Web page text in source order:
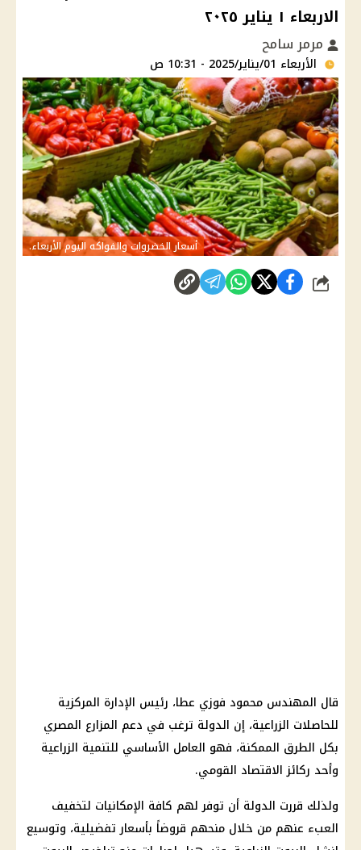
الاربعاء ١ يناير ٢٠٢٥
مرمر سامح
الأربعاء 01/يناير/2025 - 10:31 ص
أسعار الخضروات والفواكه اليوم الأربعاء.
شارك
قال المهندس محمود فوزي عطا، رئيس الإدارة المركزية
للحاصلات الزراعية، إن الدولة ترغب في دعم المزارع المصري
بكل الطرق الممكنة، فهو العامل الأساسي للتنمية الزراعية
وأحد ركائز الاقتصاد القومي.
ولذلك قررت الدولة أن توفر لهم كافة الإمكانيات لتخفيف
العبء عنهم من خلال منحهم قروضاً بأسعار تفضيلية، وتوسيع